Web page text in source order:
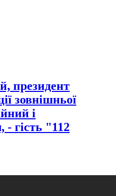
президент
зовнішньої
і
- гість "112